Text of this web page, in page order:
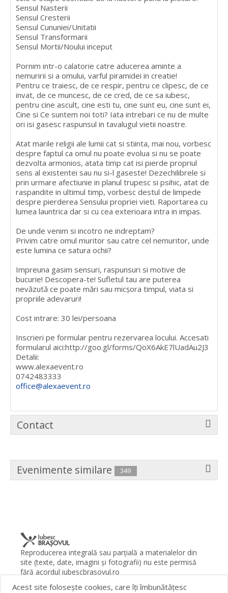
Sensul Nasterii
Sensul Cresterii
Sensul Cununiei/Unitatii
Sensul Transformarii
Sensul Mortii/Noului inceput
Pornim intr-o calatorie catre aducerea aminte a
nemuririi si a omului, varful piramidei in creatie!
Pentru ce traiesc, de ce respir, pentru ce clipesc, de ce
invat, de ce muncesc, de ce cred, de ce sa iubesc,
pentru cine ascult, cine esti tu, cine sunt eu, cine sunt ei,
Cine si Ce suntem noi toti? Iata intrebari ce nu de multe
ori isi gasesc raspunsul in tavalugul vietii noastre.
Atat marile religii ale lumii cat si stiinta, mai nou, vorbesc
despre faptul ca omul nu poate evolua si nu se poate
dezvolta armonios, atata timp cat isi pierde propriul
sens al existentei sau nu si-l gaseste! Dezechilibrele si
prin urmare afectiunie in planul trupesc si psihic, atat de
raspandite in ultimul timp, vorbesc destul de limpede
despre pierderea Sensului propriei vieti. Raportarea cu
lumea launtrica dar si cu cea exterioara intra in impas.
De unde venim si incotro ne indreptam?
Privim catre omul muritor sau catre cel nemuritor, unde
este lumina ce satura ochii?
Impreuna gasim sensuri, raspunsuri si motive de
bucurie! Descopera-te! Sufletul tau are puterea
nevăzută ce poate mări sau micșora timpul, viata si
propriile adevaruri!
Cost intrare: 30 lei/persoana
Inscrieri pe formular pentru rezervarea locului. Accesati
formularul aici:http://goo.gl/forms/QoX6AkE7lUadAu2J3
Detalii:
www.alexaevent.ro
0742483333
office@alexaevent.ro
Contact
Evenimente similare 349
Reproducerea integrală sau parţială a materialelor din
site (texte, date, imagini şi fotografii) nu este permisă
fără acordul iubescbrasovul.ro
Acest site foloseşte cookies, care îţi îmbunătăţesc